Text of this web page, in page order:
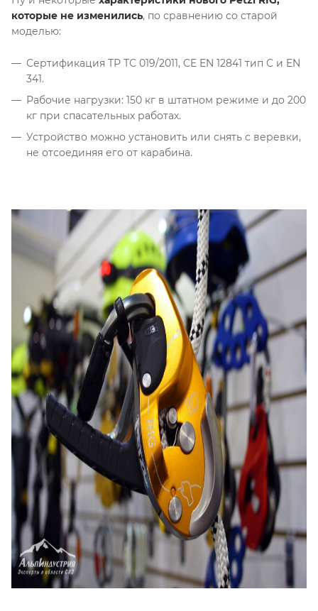
которые не изменились, по сравнению со старой
моделью:
Сертификация ТР ТС 019/2011, CE EN 12841 тип C и EN
341.
Рабочие нагрузки: 150 кг в штатном режиме и до 200
кг при спасательных работах.
Устройство можно установить или снять с веревки,
не отсоединяя его от карабина.